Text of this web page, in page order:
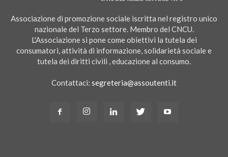
Associazione di promozione sociale iscritta nel registro unico
nazionale del Terzo settore. Membro del CNCU.
L'Associazione si pone come obiettivi la tutela dei
consumatori, attività di informazione, solidarietà sociale e
tutela dei diritti civili , educazione al consumo.
Contattaci: segreteria@assoutenti.it